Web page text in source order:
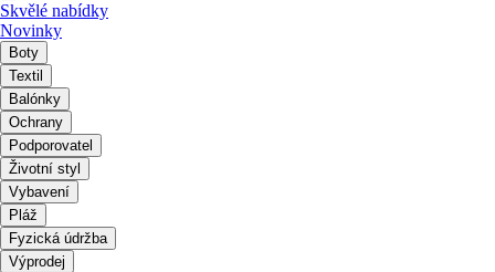
Skvělé nabídky
Novinky
Boty
Textil
Balónky
Ochrany
Podporovatel
Životní styl
Vybavení
Pláž
Fyzická údržba
Výprodej